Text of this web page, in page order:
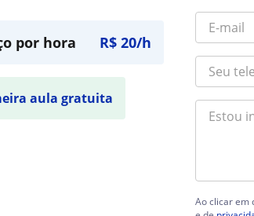
por hora R$ 20/h
aula gratuita
Ao clicar em